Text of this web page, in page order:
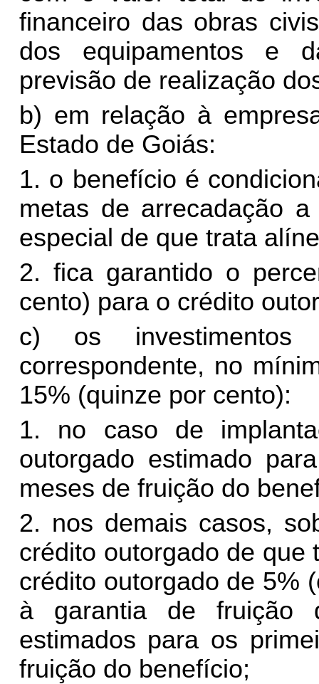
financeiro das obras
dos equipamentos e
previsão de realização
b) em relação à
Estado de Goiás:
1. o benefício é
metas de arrecadação
especial de que trata
2. fica garantido o
cento) para o crédito
c) os
correspondente, no
15% (quinze por cento):
1. no caso de
outorgado estimado
meses de fruição do
2. nos demais casos,
crédito outorgado de que
crédito outorgado de 5%
à garantia de fruição
estimados para os
fruição do benefício;